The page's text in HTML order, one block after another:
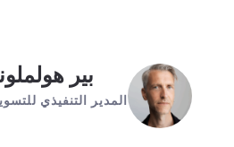
بير
المدير التنفيذي